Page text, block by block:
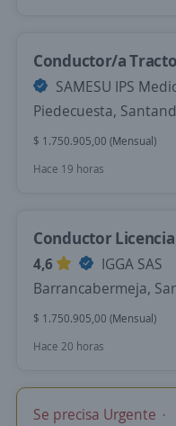
Conductor/a
SAMESU IPS
Piedecuesta,
$ 1.750.905,00 (Mensual)
Hace 19 horas
Conductor
4,6
IGGA SAS
Barrancabermeja,
$ 1.750.905,00 (Mensual)
Hace 20 horas
Se precisa Urgente